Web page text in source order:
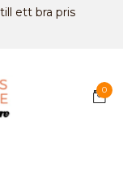
ett bra pris
0